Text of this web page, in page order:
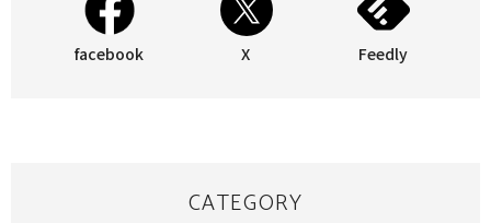
facebook X Feedly
CATEGORY